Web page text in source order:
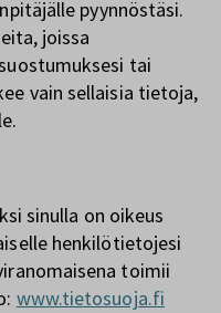
pyynnöstäsi.
joissa
tai
vain sellaisia tietoja,
sinulla on oikeus
henkilötietojesi
toimii
www.tietosuoja.fi